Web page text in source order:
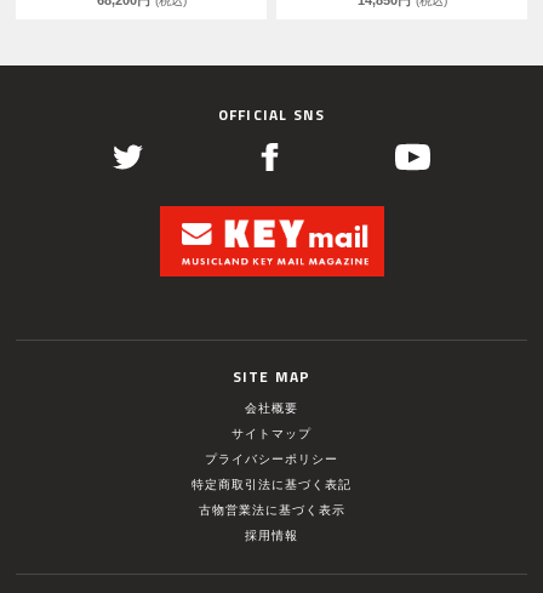
OFFICIAL SNS
SITE MAP
会社概要
サイトマップ
プライバシーポリシー
特定商取引法に基づく表記
古物営業法に基づく表示
採用情報